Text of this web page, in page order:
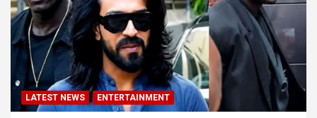
LATEST NEWS ENTERTAINMENT